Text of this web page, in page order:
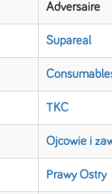
Adversaire
Supareal
TKC
Ojcowie i
Prawy Ostry